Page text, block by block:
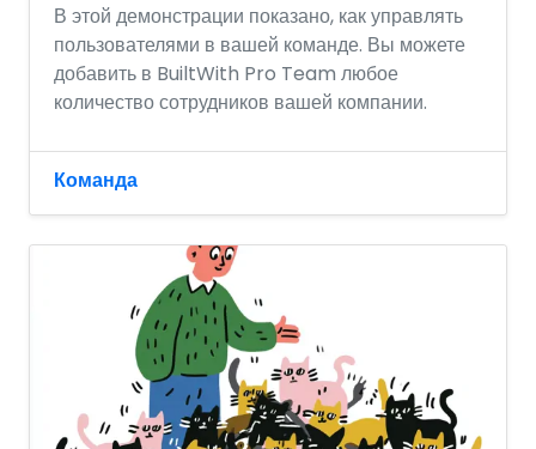
В этой демонстрации показано, как управлять
пользователями в вашей команде. Вы можете
добавить в BuiltWith Pro Team любое
количество сотрудников вашей компании.
Команда